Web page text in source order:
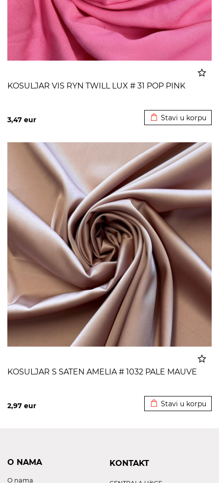
KOSULJAR VIS RYN TWILL LUX # 31 POP PINK
3,47 eur Stavi u korpu
KOSULJAR S SATEN AMELIA # 1032 PALE MAUVE
2,97 eur Stavi u korpu
O NAMA
O nama
KONTAKT